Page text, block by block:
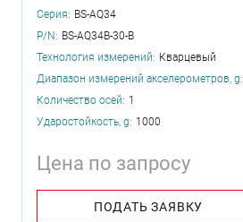
Серия: BS-AQ34
P/N: BS-AQ34B-30-B
Технология измерений: Кварцевый
Диапазон измерений акселерометров, g:
Количество осей: 1
Ударостойкость, g: 1000
Цена по запросу
ПОДАТЬ ЗАЯВКУ